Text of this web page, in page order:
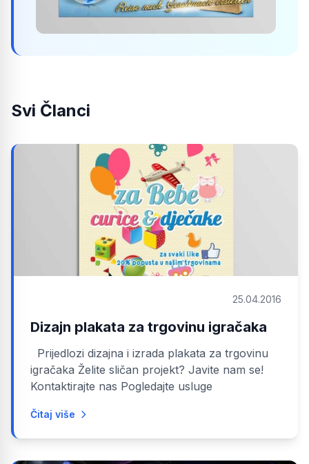
Svi Članci
25.04.2016
Dizajn plakata za trgovinu igračaka
Prijedlozi dizajna i izrada plakata za trgovinu
igračaka Želite sličan projekt? Javite nam se!
Kontaktirajte nas Pogledajte usluge
Čitaj više